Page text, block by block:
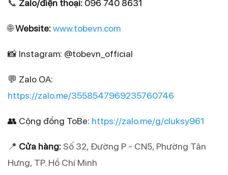
📞 Zalo/điện thoại: 096 740 8631
🌐 Website: www.tobevn.com
📸 Instagram: @tobevn_official
https://zalo.me/3558547969235760746
👥 Cộng đồng ToBe: https://zalo.me/g/cluksy961
📍 Cửa hàng: Số 32, Đường P - CN5, Phường Tân
Hưng, TP. Hồ Chí Minh